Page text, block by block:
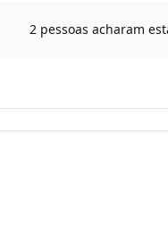
2 pessoas acharam